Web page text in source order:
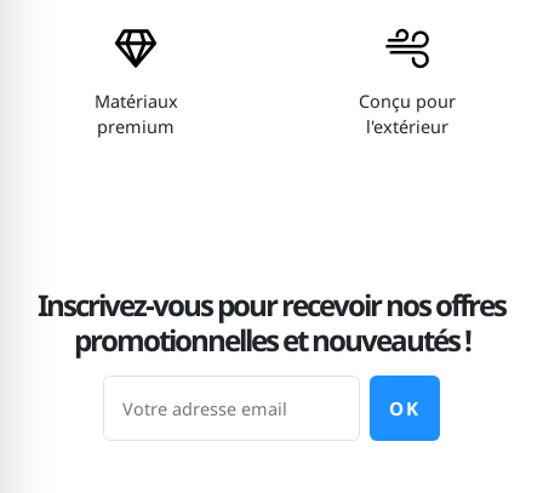
Matériaux
premium
Conçu pour
l'extérieur
Inscrivez-vous pour recevoir nos offres
promotionnelles et nouveautés !
OK